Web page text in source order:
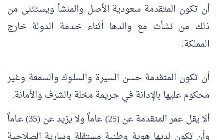
أن تكون المتقدمة سعودية الأصل والمنشأ ويستثنى من
ذلك من نشأت مع والدها أثناء خـدمة الدولة خارج
المملكة.
أن تكون المتقدمة حسن السيرة والسلـوك والسمعة وغير
محكوم عليها بالإدانة في جـريمة مخلة بالشرف والأمانة.
ألا يقل عمر المتقدمة عن (25) عاماً ولا يزيد عن (35) عـاماً